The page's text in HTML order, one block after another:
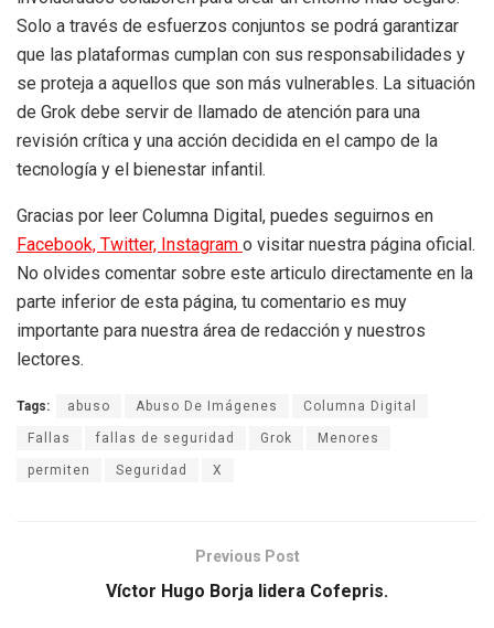
Solo a través de esfuerzos conjuntos se podrá garantizar
que las plataformas cumplan con sus responsabilidades y
se proteja a aquellos que son más vulnerables. La situación
de Grok debe servir de llamado de atención para una
revisión crítica y una acción decidida en el campo de la
tecnología y el bienestar infantil.
Gracias por leer Columna Digital, puedes seguirnos en
Facebook, Twitter, Instagram o visitar nuestra página oficial.
No olvides comentar sobre este articulo directamente en la
parte inferior de esta página, tu comentario es muy
importante para nuestra área de redacción y nuestros
lectores.
Tags: abuso Abuso De Imágenes Columna Digital
Fallas fallas de seguridad Grok Menores
permiten Seguridad X
Previous Post
Víctor Hugo Borja lidera Cofepris.